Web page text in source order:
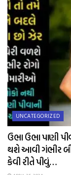
UNCATEGORIZED
ઉભા ઉભા પાણી
થશે આવી ગંભીર
કેવી રીતે પીવું…